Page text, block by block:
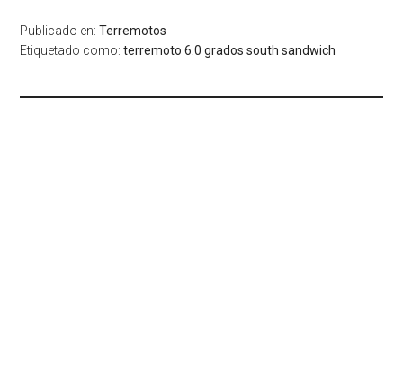
Publicado en:Terremotos
Etiquetado como:terremoto 6.0 grados south sandwich